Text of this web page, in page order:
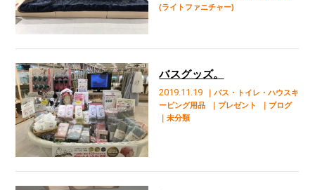
(ライトファニチャー)
2019.11.19
｜バス・トイレ・ハウスキ
ーピング用品
｜プレゼント
｜ブログ
｜未分類
バスグッズ。